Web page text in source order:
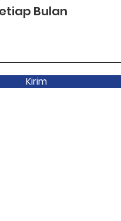
Bulan
Kirim